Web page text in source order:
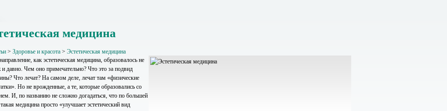
медицина
> Здоровье и красота > Эстетическая медицина
как эстетическая медицина, образовалось не
и давно. Чем оно примечательно? Что это за подвид
Что лечат? На самом деле, лечат там «физические
Но не врожденные, а те, которые образовались со
И, по названию не сложно догадаться, что по большей
медицина просто «улучшает эстетический вид